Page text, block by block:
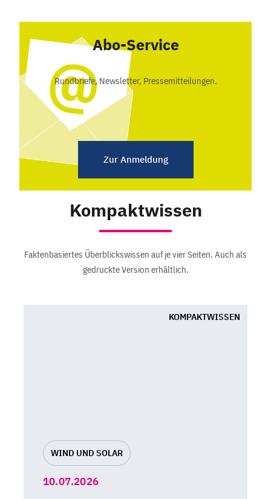
Abo-Service
Rundbriefe, Newsletter, Pressemitteilungen.
Zur Anmeldung
Kompaktwissen
Faktenbasiertes Überblickswissen auf je vier Seiten. Auch als
gedruckte Version erhältlich.
KOMPAKTWISSEN
WIND UND SOLAR
10.07.2026